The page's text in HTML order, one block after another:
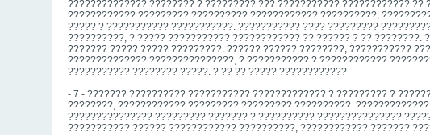
?????????????? ???????? ? ????????? ??? ??????????? ????????????
???????????? ????????? ?????????? ???????????? ??????????,
????? ? ??????????? ???????????. ??????????? ???? ?????????
??????????, ? ????? ??????????? ???????????? ?? ?????? ? ??
??????? ????? ????? ?????????. ?????? ?????? ????????, ???????????
?????????????? ???????????????, ? ??????????? ? ????????????
??????????? ???????? ?????. ? ?? ?? ????? ????????????
- 7 - ??????? ?????????? ??????????? ????????????? ? ????????? ?
????????, ???????????? ????????? ????????? ??????????.
??????????????? ????????? ??????? ? ?????????? ???????????????
??????????? ?????? ???????????? ??????????, ???????????? ???????